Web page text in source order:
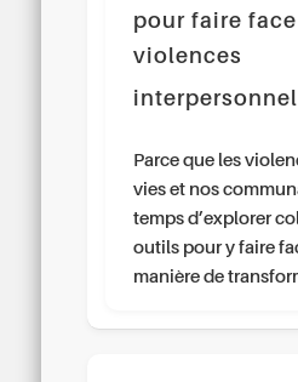
pour faire
violences
Parce que les
vies et nos
temps d’explorer
outils pour y faire
manière de